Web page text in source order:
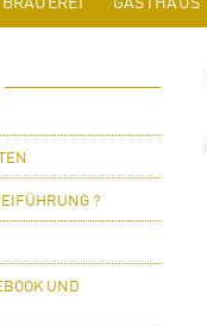
BRAUEREI GASTHAUS
?
UND